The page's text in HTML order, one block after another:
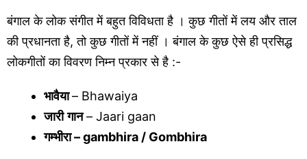
बंगाल के लोक संगीत में बहुत विविधता है । कुछ गीतों में लय और ताल
की प्रधानता है, तो कुछ गीतों में नहीं । बंगाल के कुछ ऐसे ही प्रसिद्ध
लोकगीतों का विवरण निम्न प्रकार से है :-
भावैया– Bhawaiya
जारी गान– Jaari gaan
गम्भीरा– gambhira / Gombhira